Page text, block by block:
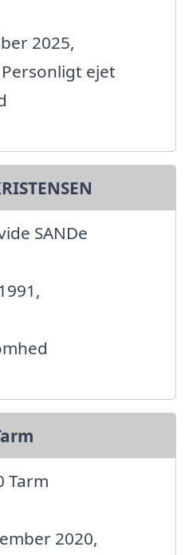
2025,
ejet
SANDe
Tarm
2020,